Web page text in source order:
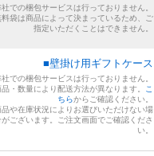
での梱包サービスは行っておりません。
袋は商品によって決まっているため、ご
指定いただくことはできません。
■壁掛け用ギフトケース
での梱包サービスは行っておりません。
・数量により配送方法が異なります。 こ
ちらからご確認ください。
や在庫状況によりお選びいただけない場
がございます。ご注文画面でご確認くださ
い。